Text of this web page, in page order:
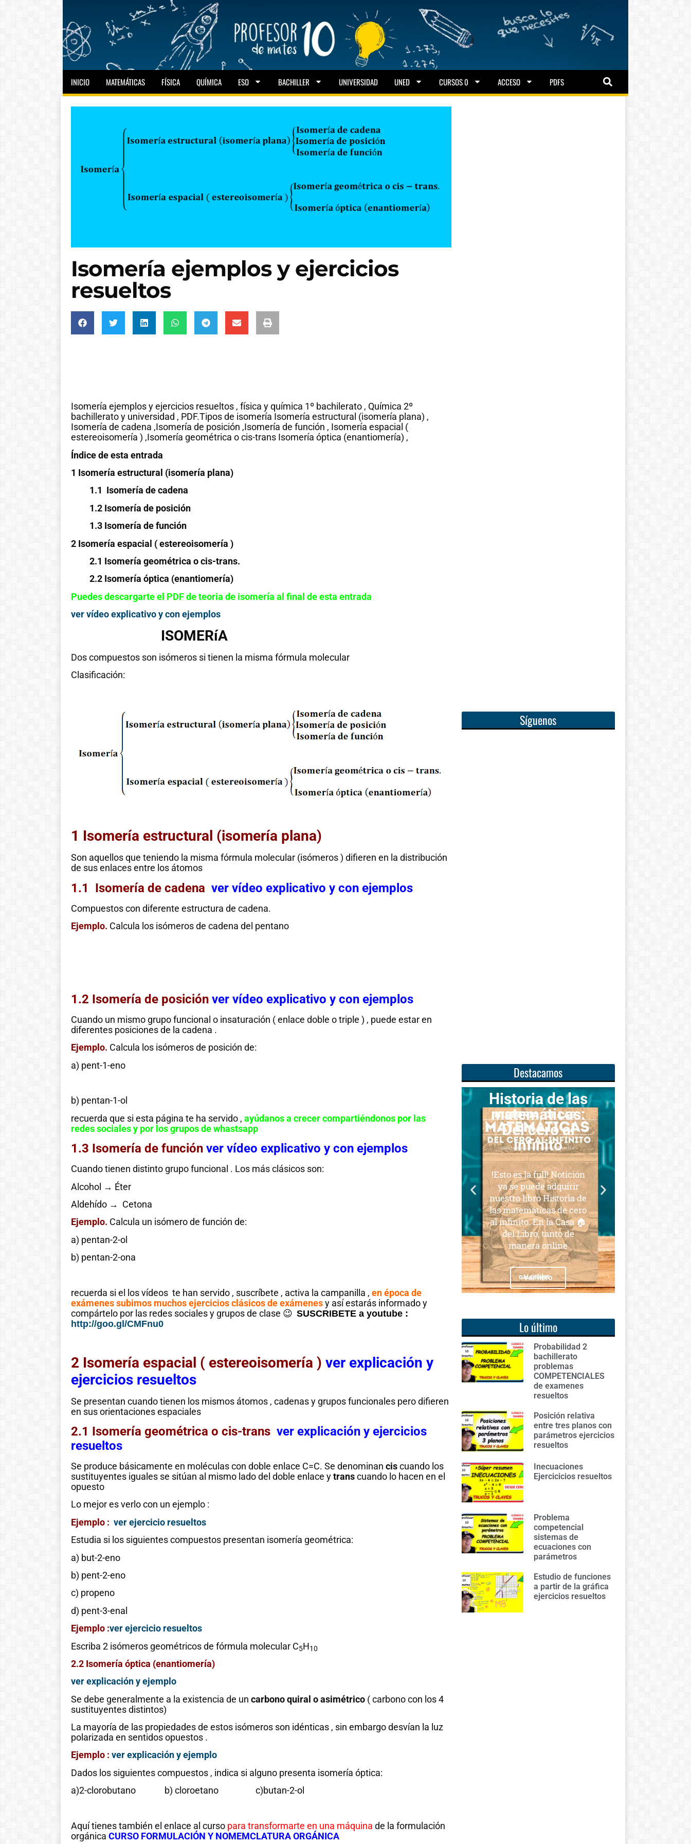
INICIO MATEMÁTICAS FÍSICA QUÍMICA ESO BACHILLER UNIVERSIDAD UNED CURSOS 0 ACCESO PDFS
Isomería ejemplos y ejercicios
resueltos
Isomería ejemplos y ejercicios resueltos , física y química 1º bachilerato , Química 2º
bachillerato y universidad , PDF.Tipos de isomería Isomería estructural (isomería plana) ,
Isomería de cadena ,Isomería de posición ,Isomería de función , Isomería espacial (
estereoisomería ) ,Isomería geométrica o cis-trans Isomería óptica (enantiomería) ,
Índice de esta entrada
1 Isomería estructural (isomería plana)
1.1 Isomería de cadena
1.2 Isomería de posición
1.3 Isomería de función
2 Isomería espacial ( estereoisomería )
2.1 Isomería geométrica o cis-trans.
2.2 Isomería óptica (enantiomería)
Puedes descargarte el PDF de teoria de isomería al final de esta entrada
ver vídeo explicativo y con ejemplos
ISOMERíA
Dos compuestos son isómeros si tienen la misma fórmula molecular
Clasificación:
1 Isomería estructural (isomería plana)
Son aquellos que teniendo la misma fórmula molecular (isómeros ) difieren en la distribución
de sus enlaces entre los átomos
1.1 Isomería de cadena ver vídeo explicativo y con ejemplos
Compuestos con diferente estructura de cadena.
Ejemplo. Calcula los isómeros de cadena del pentano
1.2 Isomería de posición ver vídeo explicativo y con ejemplos
Cuando un mismo grupo funcional o insaturación ( enlace doble o triple ) , puede estar en
diferentes posiciones de la cadena .
Ejemplo. Calcula los isómeros de posición de:
a) pent-1-eno
b) pentan-1-ol
recuerda que si esta página te ha servido , ayúdanos a crecer compartiéndonos por las
redes sociales y por los grupos de whastsapp
1.3 Isomería de función ver vídeo explicativo y con ejemplos
Cuando tienen distinto grupo funcional . Los más clásicos son:
Alcohol → Éter
Aldehído → Cetona
Ejemplo. Calcula un isómero de función de:
a) pentan-2-ol
b) pentan-2-ona
recuerda si el los vídeos te han servido , suscríbete , activa la campanilla , en época de
exámenes subimos muchos ejercicios clásicos de exámenesy así estarás informado y
compártelo por las redes sociales y grupos de clase 😉 SUSCRIBETE a youtube :
http://goo.gl/CMFnu0
2 Isomería espacial ( estereoisomería ) ver explicación y
ejercicios resueltos
Se presentan cuando tienen los mismos átomos , cadenas y grupos funcionales pero difieren
en sus orientaciones espaciales
2.1 Isomería geométrica o cis-trans ver explicación y ejercicios
resueltos
Se produce básicamente en moléculas con doble enlace C=C. Se denominan ciscuando los
sustituyentes iguales se sitúan al mismo lado del doble enlace ytranscuando lo hacen en el
opuesto
Lo mejor es verlo con un ejemplo :
Ejemplo : ver ejercicio resueltos
Estudia si los siguientes compuestos presentan isomería geométrica:
a) but-2-eno
b) pent-2-eno
c) propeno
d) pent-3-enal
Ejemplo :ver ejercicio resueltos
Escriba 2 isómeros geométricos de fórmula molecular C5H10
2.2 Isomería óptica (enantiomería)
ver explicación y ejemplo
Se debe generalmente a la existencia de un carbono quiral o asimétrico ( carbono con los 4
sustituyentes distintos)
La mayoría de las propiedades de estos isómeros son idénticas , sin embargo desvían la luz
polarizada en sentidos opuestos .
Ejemplo : ver explicación y ejemplo
Dados los siguientes compuestos , indica si alguno presenta isomería óptica:
a)2-clorobutano b) cloroetano c)butan-2-ol
Aquí tienes también el enlace al curso para transformarte en una máquina de la formulación
orgánica CURSO FORMULACIÓN Y NOMEMCLATURA ORGÁNICA
Síguenos
Destacamos
Historia de las
matemáticas:
Del cero al
infinito
!Esto es la full! Notición
ya se puede adquirir
nuestro libro Historia de
las matemáticas de cero
al infinito. En la Casa 🏠
Unas
matemáticas
para todos
Historia de las
matemáticas:
Del cero al
infinito
!Esto es la full! Notición
ya se puede adquirir
nuestro libro Historia de
las matemáticas de cero
al infinito. En la Casa 🏠
del Libro, tanto de
manera online
Ver libro
matemáticas
para todos
Notición!! Ya se puede
adquirir nuestro segundo
libro: Unas matemáticas
Ver libro
Lo último
Probabilidad 2
bachillerato
problemas
COMPETENCIALES
de examenes
resueltos
Posición relativa
entre tres planos con
parámetros ejercicios
resueltos
Inecuaciones
Ejercicicios resueltos
Problema
competencial
sistemas de
ecuaciones con
parámetros
Estudio de funciones
a partir de la gráfica
ejercicios resueltos